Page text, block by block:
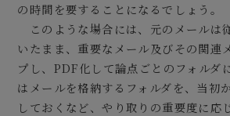
の時間を要することになるでしょう。
このような場合には、元のメールは
いたまま、重要なメール及びその関連
プし、PDF化して論点ごとのフォルダ
はメールを格納するフォルダを、当初
しておくなど、やり取りの重要度に応